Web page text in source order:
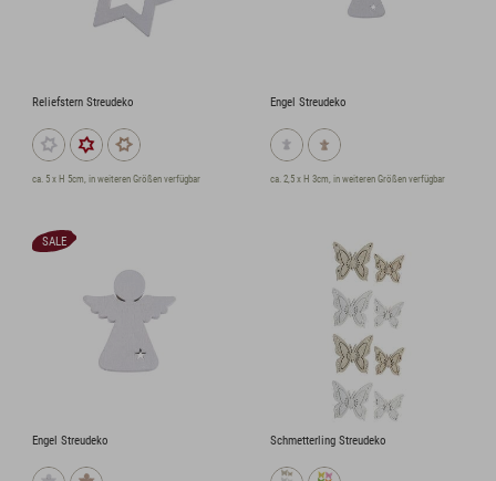
Reliefstern Streudeko
ca. 5 x H 5cm, in weiteren Größen verfügbar
Engel Streudeko
ca. 2,5 x H 3cm, in weiteren Größen verfügbar
SALE
Engel Streudeko Schmetterling Streudeko